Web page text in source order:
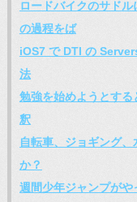
ロードバイクのサド
の過程をば
iOS7 で DTI の
法
勉強を始めようとす
釈
自転車、ジョギング
か？
週間少年ジャンプが